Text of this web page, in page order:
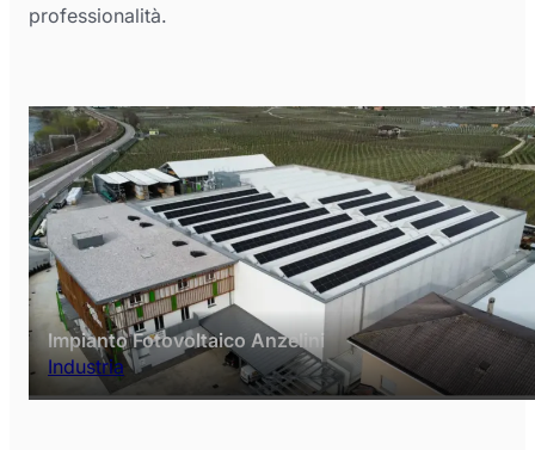
professionalità.
Impianto Fotovoltaico Anzelini
Industria